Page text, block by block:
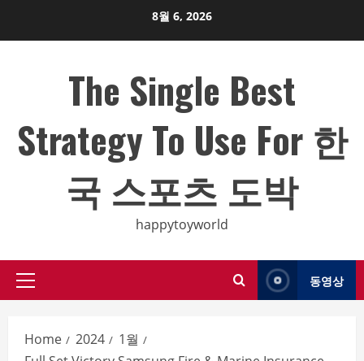
8월 6, 2026
The Single Best
Strategy To Use For 한
국 스포츠 도박
happytoyworld
Primary
동영상
Home 2024
1월